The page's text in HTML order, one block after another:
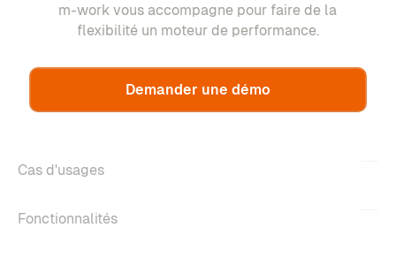
m-work vous accompagne pour faire de la
flexibilité un moteur de performance.
Demander une démo
Cas d'usages
Fonctionnalités